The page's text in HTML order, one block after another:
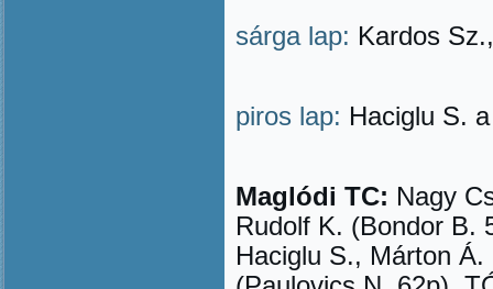
sárga lap: Kardos
piros lap: Haciglu S.
Maglódi TC: Nagy
Rudolf K. (Bondor B.
Haciglu S., Márton